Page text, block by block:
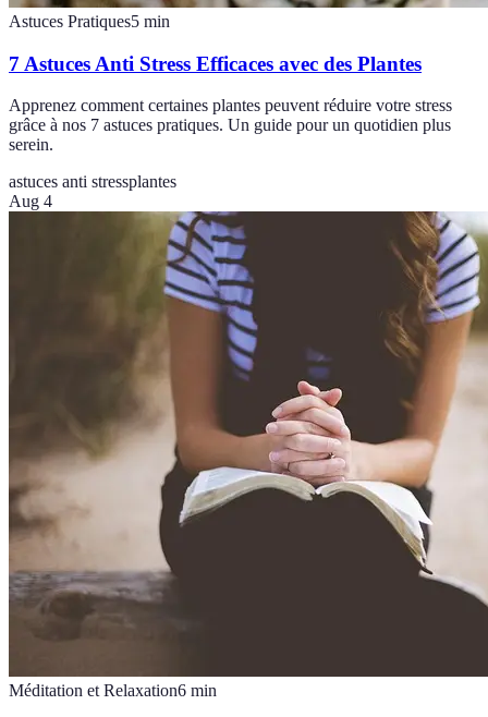
Astuces Pratiques5 min
7 Astuces Anti Stress Efficaces avec des Plantes
Apprenez comment certaines plantes peuvent réduire votre stress
grâce à nos 7 astuces pratiques. Un guide pour un quotidien plus
serein.
astuces anti stressplantes
Aug 4
Méditation et Relaxation6 min